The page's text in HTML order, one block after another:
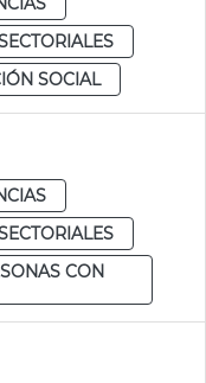
SOCIAL
CON